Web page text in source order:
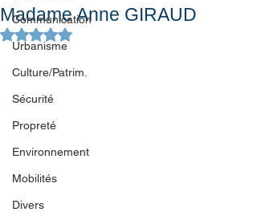
Communication
Urbanisme
Culture/Patrim.
Sécurité
Propreté
Environnement
Mobilités
Divers
Madame Anne GIRAUD
Noté NaN étoiles sur 5.